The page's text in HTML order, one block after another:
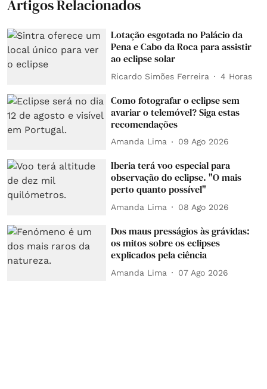
Artigos Relacionados
Lotação esgotada no Palácio da
Pena e Cabo da Roca para assistir
ao eclipse solar
Ricardo Simões Ferreira 4 Horas
Como fotografar o eclipse sem
avariar o telemóvel? Siga estas
recomendações
Amanda Lima 09 Ago 2026
Iberia terá voo especial para
observação do eclipse. "O mais
perto quanto possível"
Amanda Lima 08 Ago 2026
Dos maus presságios às grávidas:
os mitos sobre os eclipses
explicados pela ciência
Amanda Lima 07 Ago 2026